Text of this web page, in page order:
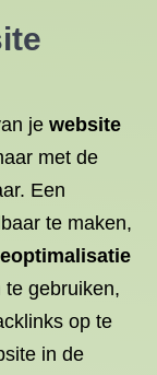
je website
met de
Een
te maken,
gebruiken,
op te
in de